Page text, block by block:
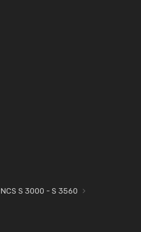
NCS S 3000 - S 3560